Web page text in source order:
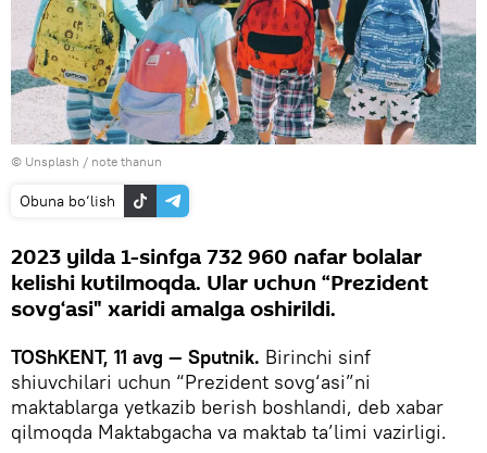
© Unsplash / note thanun
Obuna bo‘lish
2023 yilda 1-sinfga 732 960 nafar bolalar
kelishi kutilmoqda. Ular uchun “Prezident
sovg‘asi" xaridi amalga oshirildi.
TOShKENT, 11 avg — Sputnik. Birinchi sinf
shiuvchilari uchun “Prezident sovg‘asi”ni
maktablarga yetkazib berish boshlandi, deb xabar
qilmoqda Maktabgacha va maktab ta’limi vazirligi.